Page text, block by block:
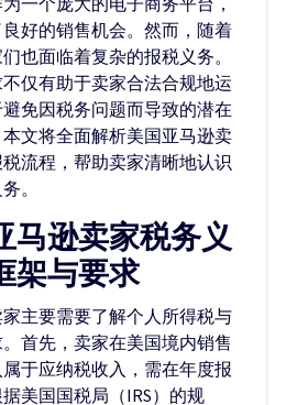
好的销售机会。然而，随着
也面临着复杂的报税义务。
仅有助于卖家合法合规地运
免因税务问题而导致的潜在
文将全面解析美国亚马逊卖
流程，帮助卖家清晰地认识
。
马逊卖家税务义
架与要求
主要需要了解个人所得税与
首先，卖家在美国境内销售
于应纳税收入，需在年度报
美国国税局（IRS）的规